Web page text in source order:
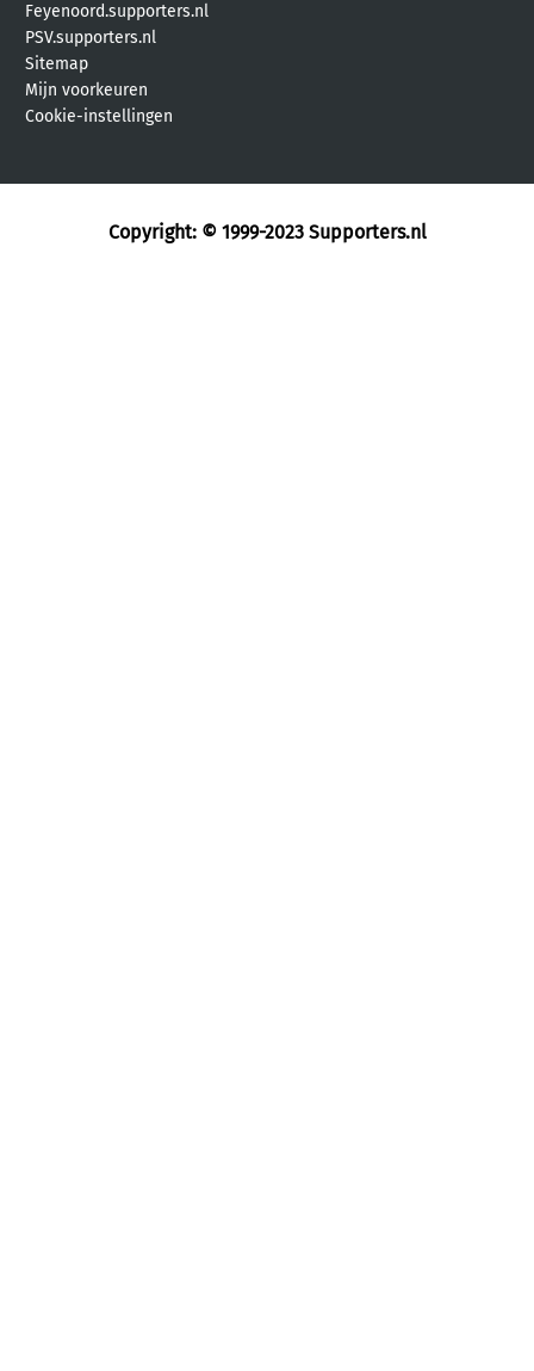
Feyenoord.supporters.nl
PSV.supporters.nl
Sitemap
Mijn voorkeuren
Cookie-instellingen
Copyright: © 1999-2023 Supporters.nl